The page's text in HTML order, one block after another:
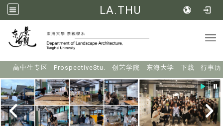
LA.THU
高中生专区 ProspectiveStu. 创艺学院 东海大学 下载 行事历